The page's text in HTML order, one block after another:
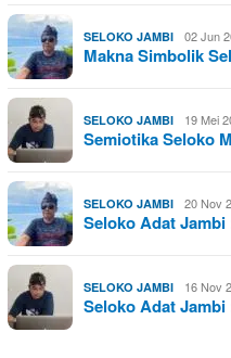
SELOKO JAMBI 02 Jun
Makna Simbolik
SELOKO JAMBI 19 Mei
Semiotika Seloko
SELOKO JAMBI 20 Nov
Seloko Adat
SELOKO JAMBI 16 Nov
Seloko Adat